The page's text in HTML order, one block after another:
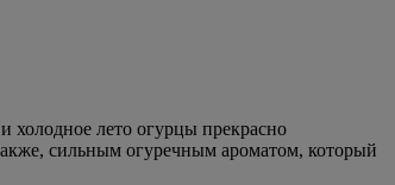
холодное лето огурцы прекрасно
сильным огуречным ароматом, который